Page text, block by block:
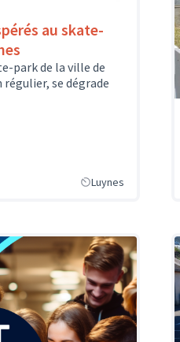
au skate-
park de la ville de
se dégrade
Luynes